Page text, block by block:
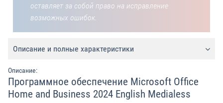
оставляет за собой право на исправление
возможных ошибок.
Описание и полные характеристики
Описание:
Программное обеспечение Microsoft Office
Home and Business 2024 English Medialess